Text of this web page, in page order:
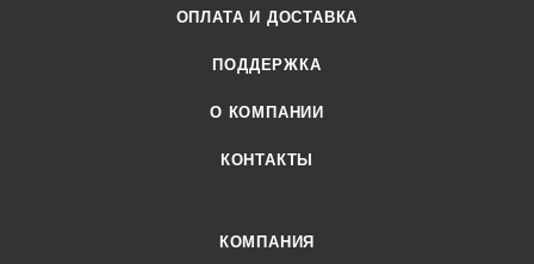
ОПЛАТА И ДОСТАВКА
ПОДДЕРЖКА
О КОМПАНИИ
КОНТАКТЫ
КОМПАНИЯ